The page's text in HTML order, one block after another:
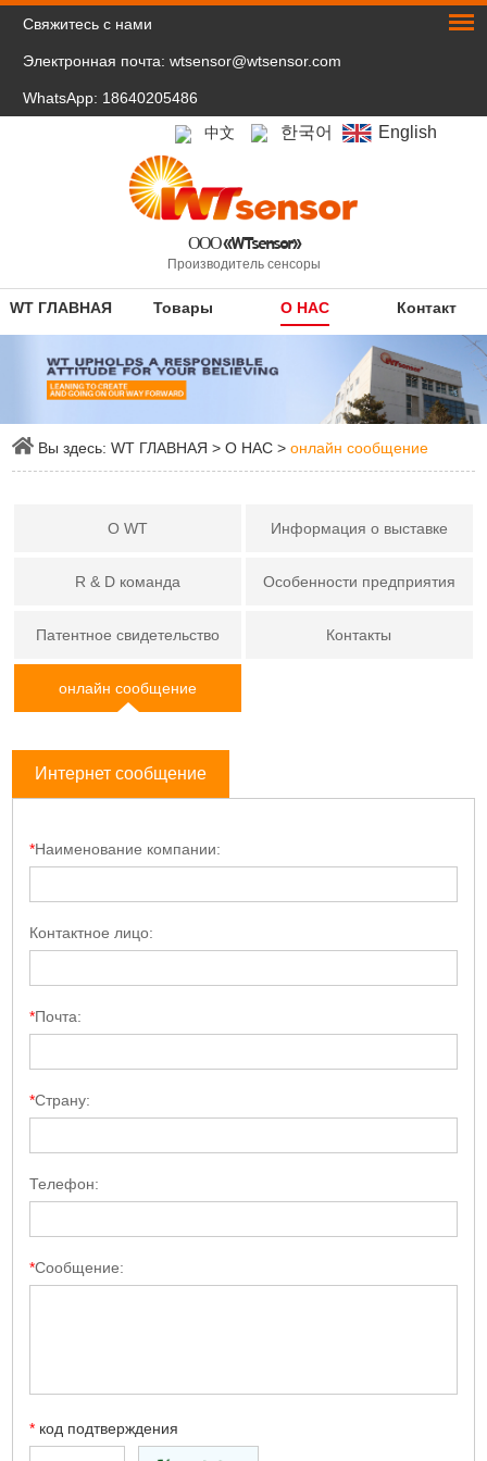
Свяжитесь с нами
Электронная почта:wtsensor@wtsensor.com
WhatsApp: 18640205486
中文 한국어 English
ООО «WTsensor»
Производитель сенсоры
WT ГЛАВНАЯ Товары О НАС Контакт
Вы здесь:WT ГЛАВНАЯ >О НАС >онлайн сообщение
О WT Информация о выставке
R & D команда Особенности предприятия
Патентное свидетельство Контакты
онлайн сообщение
Интернет сообщение
*Наименование компании:
Контактное лицо:
*Почта:
*Cтрану:
Телефон:
*Сообщение:
* код подтверждения